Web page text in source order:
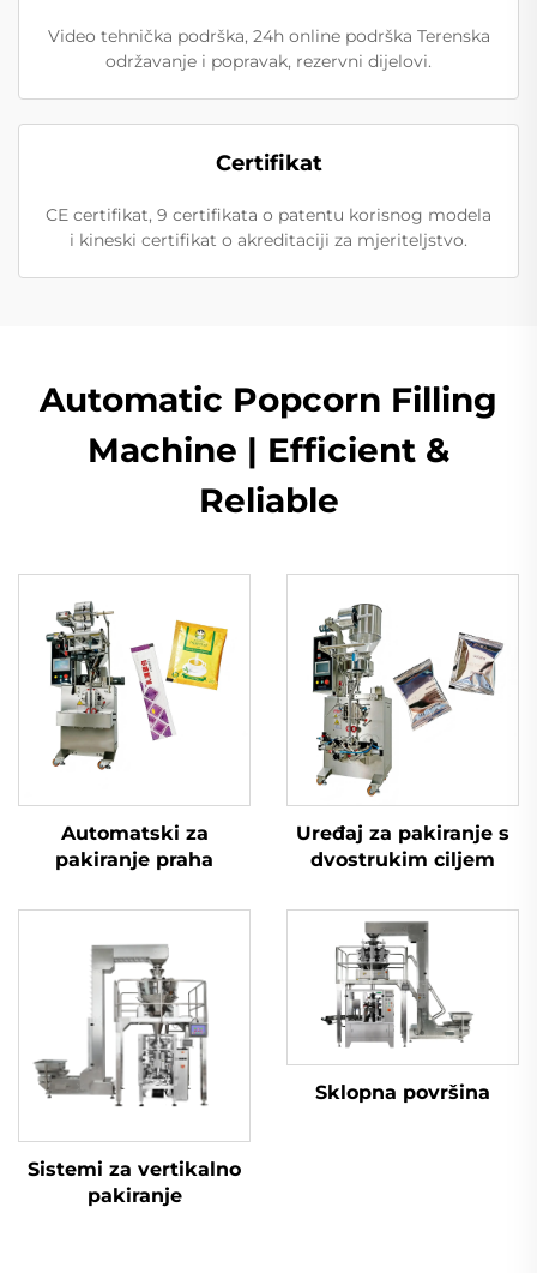
Video tehnička podrška, 24h online podrška Terenska
održavanje i popravak, rezervni dijelovi.
Certifikat
CE certifikat, 9 certifikata o patentu korisnog modela
i kineski certifikat o akreditaciji za mjeriteljstvo.
Automatic Popcorn Filling
Machine | Efficient &
Reliable
Automatski za
pakiranje praha
Uređaj za pakiranje s
dvostrukim ciljem
Sistemi za vertikalno
pakiranje
Sklopna površina